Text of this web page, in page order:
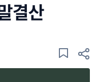
결산